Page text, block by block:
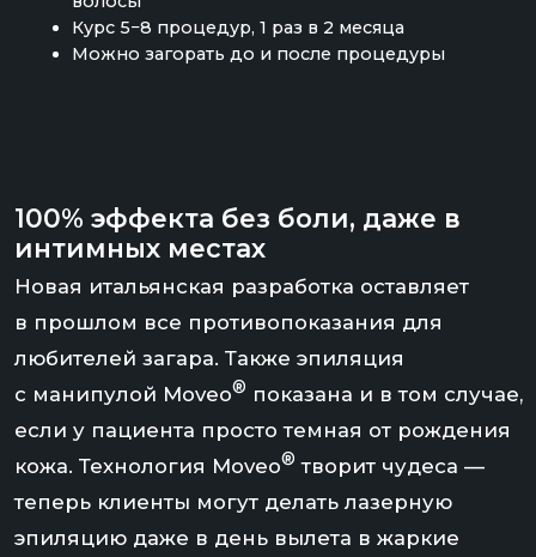
с манипулой Moveo
если у пациента просто темная от рождения
®
проводить при любой стадии загара, а также
сразу до или после приема «солнечных
ванн».